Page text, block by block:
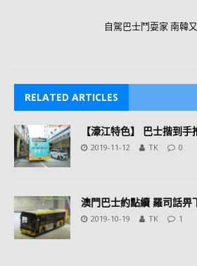
自駕巴士鬥耍家 南韓
RELATED ARTICLES
【濠江特色】 巴士揩到
2019-11-12 TK 0
澳門巴士約點續 羅司話畀
2019-10-19 TK 1